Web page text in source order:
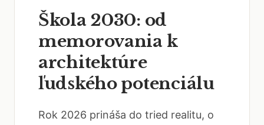
Škola 2030: od
memorovania k
architektúre
ľudského potenciálu
Rok 2026 prináša do tried realitu, o